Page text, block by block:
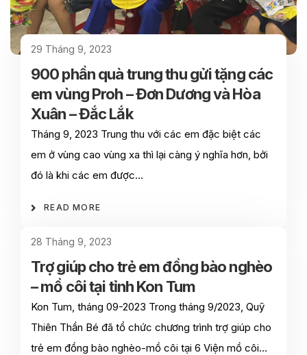
29 Tháng 9, 2023
900 phần quà trung thu gửi tặng các
em vùng Proh – Đơn Dương và Hòa
Xuân – Đắc Lắk
Tháng 9, 2023 Trung thu với các em đặc biệt các
em ở vùng cao vùng xa thì lại càng ý nghĩa hơn, bởi
đó là khi các em được…
READ MORE
28 Tháng 9, 2023
Trợ giúp cho trẻ em đồng bào nghèo
– mồ côi tại tỉnh Kon Tum
Kon Tum, tháng 09-2023 Trong tháng 9/2023, Quỹ
Thiên Thần Bé đã tổ chức chương trình trợ giúp cho
trẻ em đồng bào nghèo-mồ côi tại 6 Viện mồ côi…